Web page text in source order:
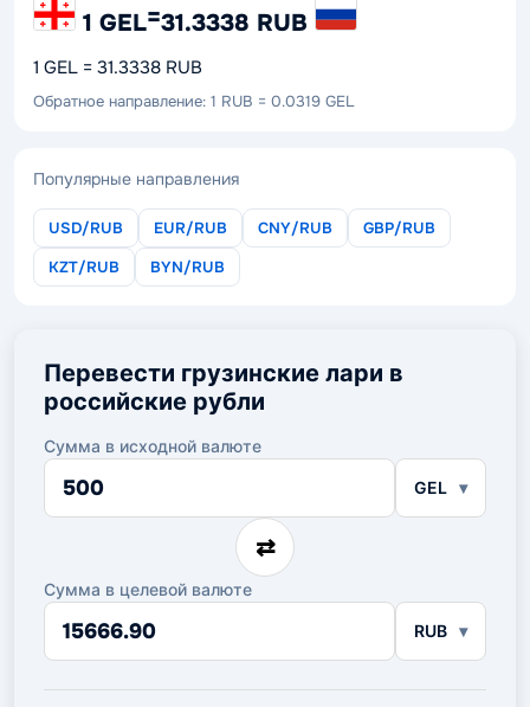
1 GEL=31.3338 RUB
1 GEL = 31.3338 RUB
Обратное направление: 1 RUB = 0.0319 GEL
Популярные направления
USD/RUB EUR/RUB CNY/RUB
GBP/RUB
KZT/RUB
BYN/RUB
Перевести грузинские лари в
российские рубли
Сумма в исходной валюте
Сумма
исходной
GEL
⇄
Сумма в целевой валюте
Сумма
целевой
валюте
RUB